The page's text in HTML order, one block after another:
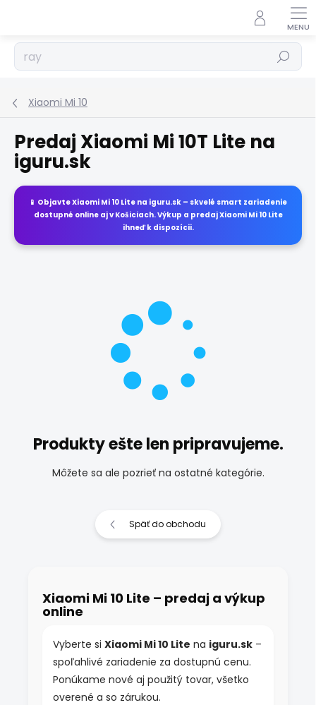
Hľadať
Xiaomi Mi 10
Predaj Xiaomi Mi 10T Lite na
iguru.sk
📱 ObjavteXiaomi Mi 10 Lite na iguru.sk – skvelé smart zariadenie
dostupné online aj v Košiciach. Výkup a predajXiaomi Mi 10 Lite
ihneď k dispozícii.
Produkty ešte len pripravujeme.
Môžete sa ale pozrieť na ostatné kategórie.
Späť do obchodu
Xiaomi Mi 10 Lite – predaj a výkup
online
Vyberte si Xiaomi Mi 10 Lite na iguru.sk –
spoľahlivé zariadenie za dostupnú cenu.
Ponúkame nové aj použitý tovar, všetko
overené a so zárukou.